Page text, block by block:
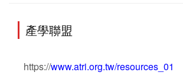
產學聯盟
https://www.atri.org.tw/resources_01